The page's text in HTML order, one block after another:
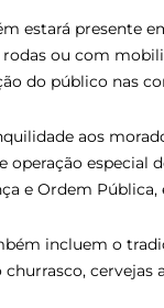
estará presente
rodas ou com
do público nas
aos
operação
e Ordem
incluem o
churrasco,